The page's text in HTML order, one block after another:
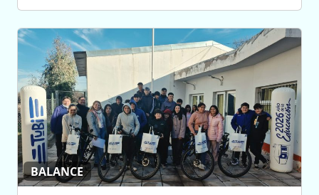
BALANCE